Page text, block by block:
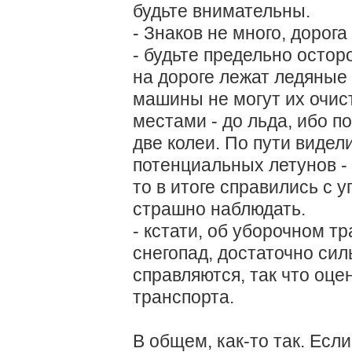
будьте внимательны.
- Знаков не много,
- будьте предельно
на дороге лежат
машины не могут их
местами - до льда, ибо
две колеи. По пути
потенциальных летунов
то в итоге справились с
страшно наблюдать.
- кстати, об уборочном
снегопад, достаточно
справляются, так что
транспорта.
В общем, как-то так.